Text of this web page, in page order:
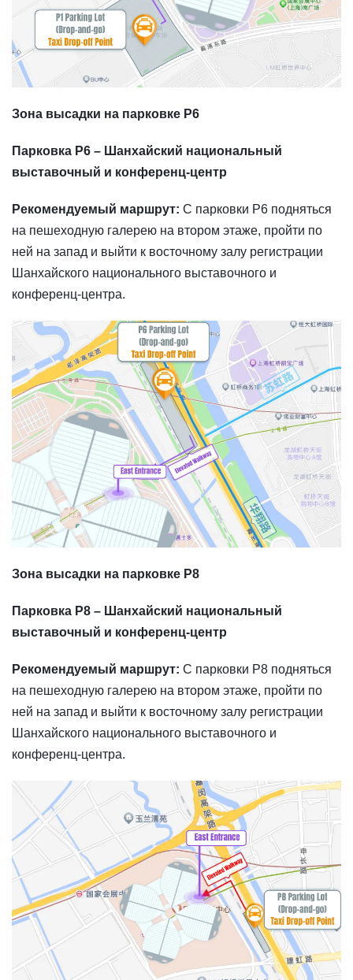
Зона высадки на парковке P6
Парковка P6 – Шанхайский национальный
выставочный и конференц-центр
Рекомендуемый маршрут: С парковки P6 подняться
на пешеходную галерею на втором этаже, пройти по
ней на запад и выйти к восточному залу регистрации
Шанхайского национального выставочного и
конференц-центра.
Зона высадки на парковке P8
Парковка P8 – Шанхайский национальный
выставочный и конференц-центр
Рекомендуемый маршрут: С парковки P8 подняться
на пешеходную галерею на втором этаже, пройти по
ней на запад и выйти к восточному залу регистрации
Шанхайского национального выставочного и
конференц-центра.